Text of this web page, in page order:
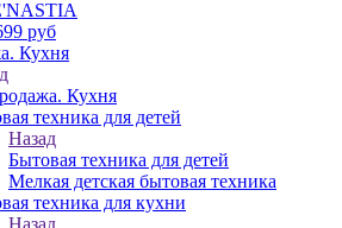
руб
Кухня
Кухня
техника для детей
Назад
Бытовая техника для детей
Мелкая детская бытовая техника
техника для кухни
Назад